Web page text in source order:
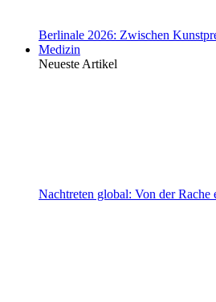
Berlinale 2026: Zwischen
Medizin
Neueste Artikel
Nachtreten global: Von der